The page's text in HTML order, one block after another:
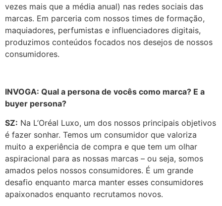
vezes mais que a média anual) nas redes sociais das
marcas. Em parceria com nossos times de formação,
maquiadores, perfumistas e influenciadores digitais,
produzimos conteúdos focados nos desejos de nossos
consumidores.
INVOGA: Qual a persona de vocês como marca? E a
buyer persona?
SZ: Na L’Oréal Luxo, um dos nossos principais objetivos
é fazer sonhar. Temos um consumidor que valoriza
muito a experiência de compra e que tem um olhar
aspiracional para as nossas marcas – ou seja, somos
amados pelos nossos consumidores. É um grande
desafio enquanto marca manter esses consumidores
apaixonados enquanto recrutamos novos.